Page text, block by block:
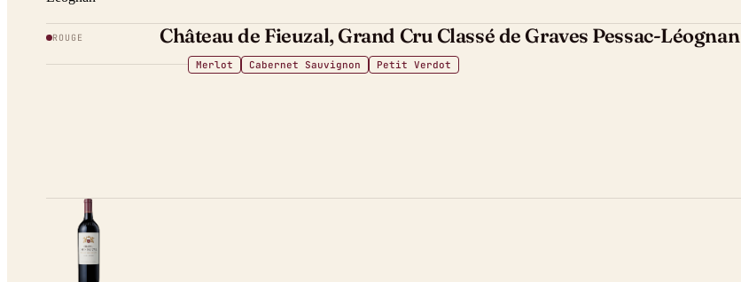
ROUGE Château de Fieuzal, Grand Cru Classé de Graves Pessac-Léognan
Merlot Cabernet Sauvignon Petit Verdot